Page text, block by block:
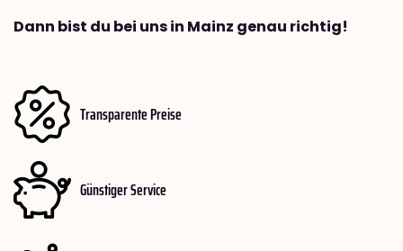
Dann bist du bei uns in Mainz genau richtig!
Transparente Preise
Günstiger Service